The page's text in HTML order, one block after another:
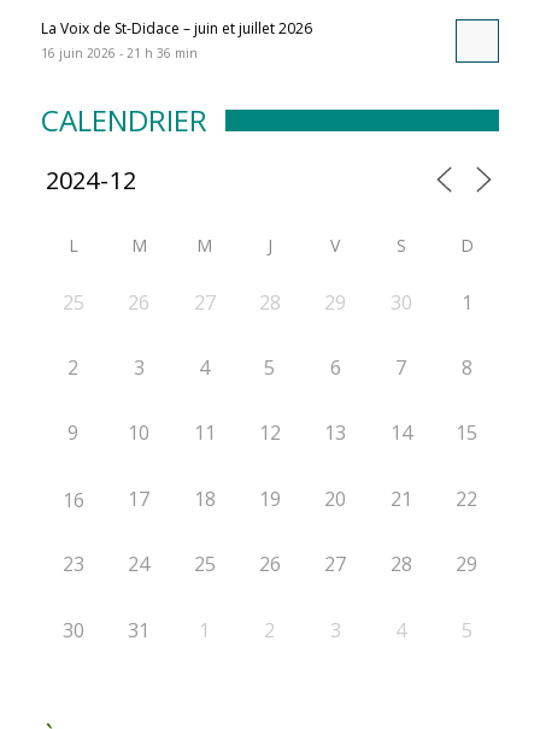
La Voix de St-Didace – juin et juillet 2026
16 juin 2026 - 21 h 36 min
CALENDRIER
L M M J V S D
25 26 27 28 29 30 1
2 3 4 5 6 7 8
9 10 11 12 13 14 15
16 17 18 19 20 21 22
23 24 25 26 27 28 29
30 31 1 2 3 4 5